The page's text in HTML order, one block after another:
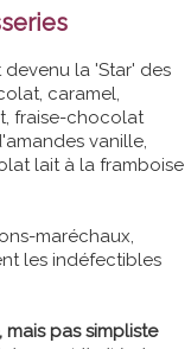
devenu la 'Star' des
caramel,
fraise-chocolat
vanille,
lait à la framboise
maréchaux,
les indéfectibles
pas simpliste